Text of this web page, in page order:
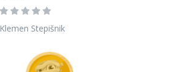
Klemen Stepišnik